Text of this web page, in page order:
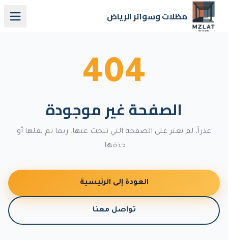
مظلات وسواتر الرياض
404
الصفحة غير موجودة
عذراً، لم نعثر على الصفحة التي تبحث عنها. ربما تم نقلها أو
حذفها.
العودة إلى الرئيسية
تواصل معنا